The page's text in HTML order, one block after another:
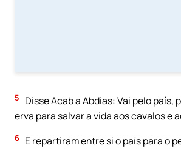
5
Disse Acab a Abdias: Vai pelo
erva para salvar a vida aos cavalos e
6 E repartiram entre si o país para o